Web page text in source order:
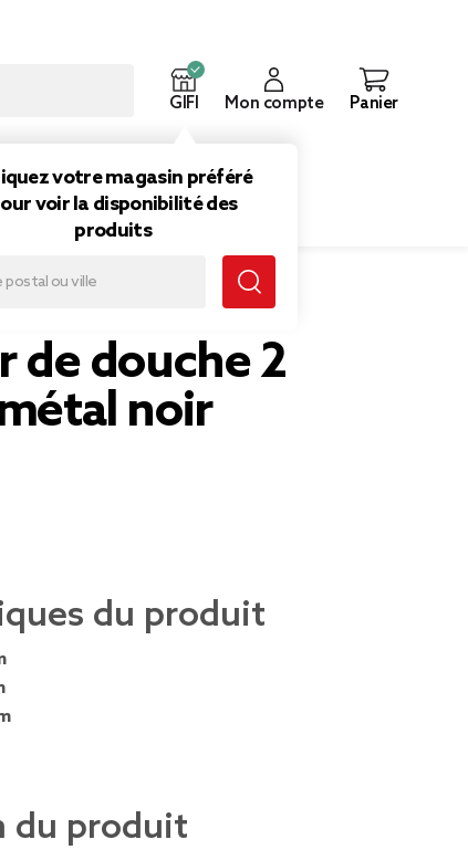
GIFI
votre magasin préféré
voir la disponibilité des
produits
Mon compte Panier
noir
de douche 2
noir
du produit
du produit